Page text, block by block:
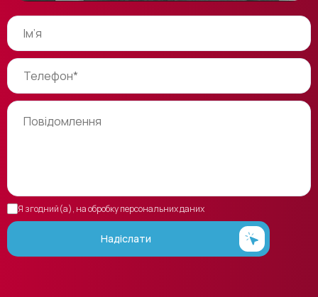
Я згодний(а), на обробку персональних даних
Надіслати